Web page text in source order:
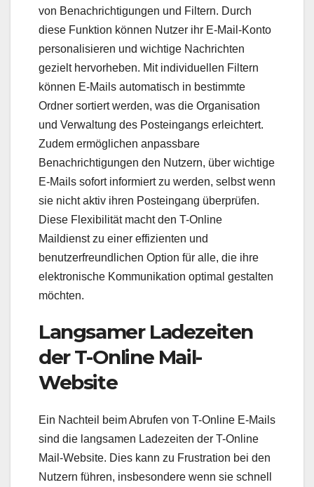
von Benachrichtigungen und Filtern. Durch
diese Funktion können Nutzer ihr E-Mail-Konto
personalisieren und wichtige Nachrichten
gezielt hervorheben. Mit individuellen Filtern
können E-Mails automatisch in bestimmte
Ordner sortiert werden, was die Organisation
und Verwaltung des Posteingangs erleichtert.
Zudem ermöglichen anpassbare
Benachrichtigungen den Nutzern, über wichtige
E-Mails sofort informiert zu werden, selbst wenn
sie nicht aktiv ihren Posteingang überprüfen.
Diese Flexibilität macht den T-Online
Maildienst zu einer effizienten und
benutzerfreundlichen Option für alle, die ihre
elektronische Kommunikation optimal gestalten
möchten.
Langsamer Ladezeiten
der T-Online Mail-
Website
Ein Nachteil beim Abrufen von T-Online E-Mails
sind die langsamen Ladezeiten der T-Online
Mail-Website. Dies kann zu Frustration bei den
Nutzern führen, insbesondere wenn sie schnell